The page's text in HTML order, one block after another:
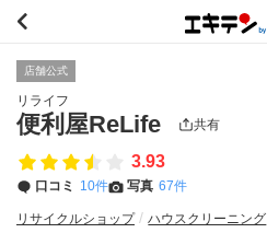
店舗公式
リライフ
便利屋ReLife 共有
3.93
口コミ 10件 写真 67件
リサイクルショップ ハウスクリーニング